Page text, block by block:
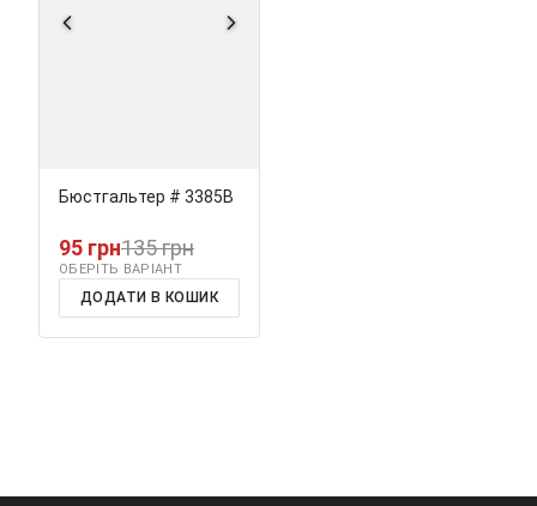
Бюстгальтер # 3385В
95 грн135 грн
ОБЕРІТЬ ВАРІАНТ
ДОДАТИ В КОШИК